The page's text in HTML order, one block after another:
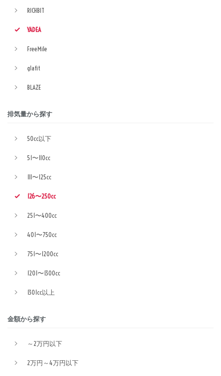
RICHBIT
YADEA
FreeMile
glafit
BLAZE
排気量から探す
50cc以下
51〜110cc
111〜125cc
126〜250cc
251〜400cc
401〜750cc
751〜1200cc
1201〜1300cc
1301cc以上
金額から探す
～2万円以下
2万円～4万円以下